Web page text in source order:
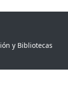
y Bibliotecas